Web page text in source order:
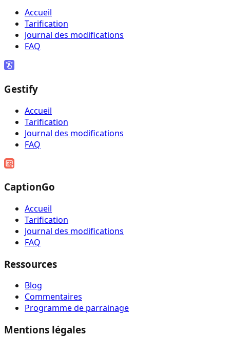
Accueil
Tarification
Journal des modifications
FAQ
Gestify
Accueil
Tarification
Journal des modifications
FAQ
CaptionGo
Accueil
Tarification
Journal des modifications
FAQ
Ressources
Blog
Commentaires
Programme de parrainage
Mentions légales